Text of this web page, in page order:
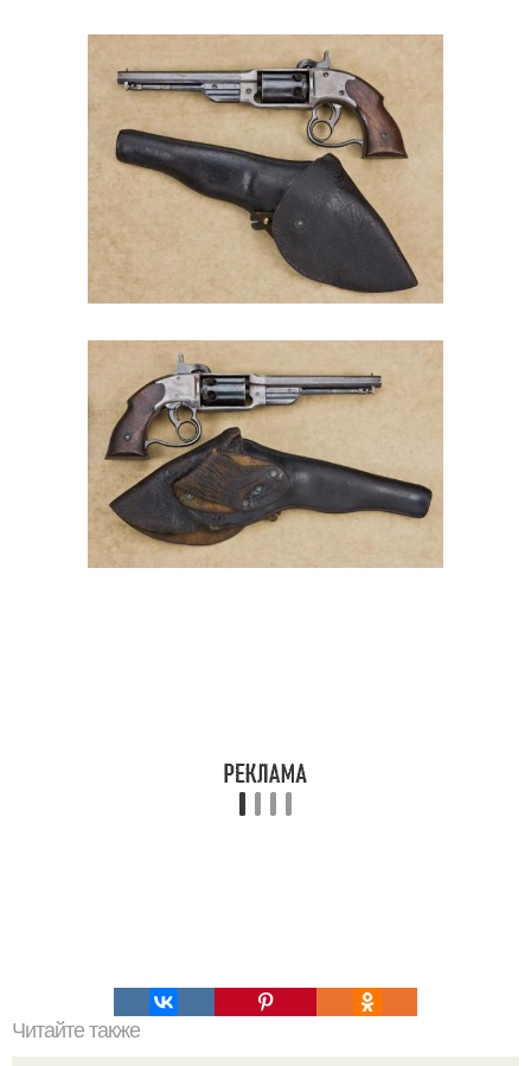
Читайте также